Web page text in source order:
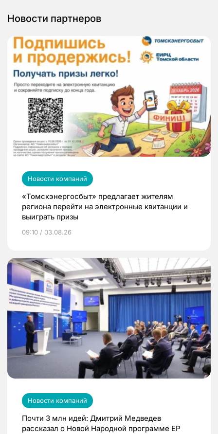
Новости партнеров
Новости компаний
«Томскэнергосбыт» предлагает жителям
региона перейти на электронные квитанции и
выиграть призы
09:10 / 03.08.26
Новости компаний
Почти 3 млн идей: Дмитрий Медведев
рассказал о Новой Народной программе ЕР